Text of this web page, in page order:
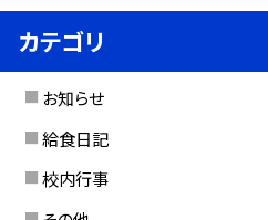
カテゴリ
お知らせ
給食日記
校内行事